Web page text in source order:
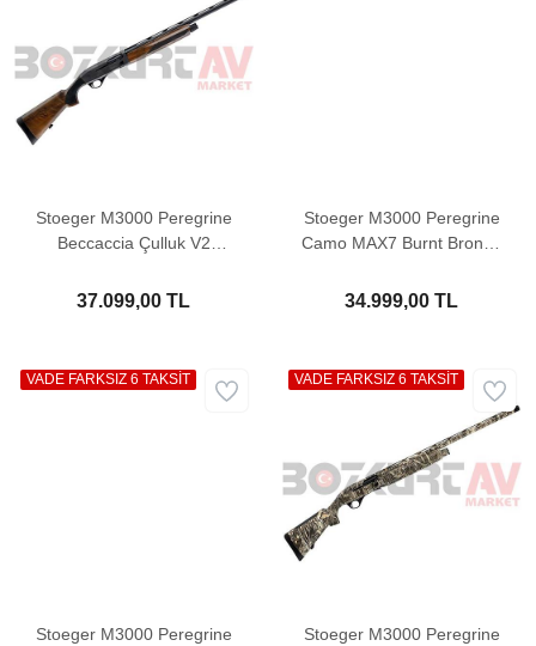
Stoeger M3000 Peregrine
Beccaccia Çulluk V2
37.099,00 TL
Stoeger M3000 Peregrine
Camo MAX7 Burnt Bronze
34.999,00 TL
Stoeger M3000 Peregrine
VADE FARKSIZ 6 TAKSİT
Stoeger M3000 Peregrine
VADE FARKSIZ 6 TAKSİT